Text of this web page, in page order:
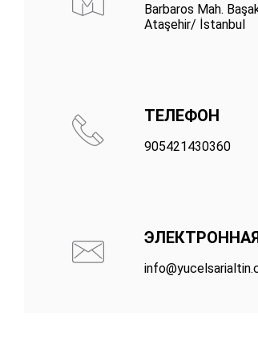
Barbaros Mah.
Ataşehir/ İstanbul
ТЕЛЕФОН
905421430360